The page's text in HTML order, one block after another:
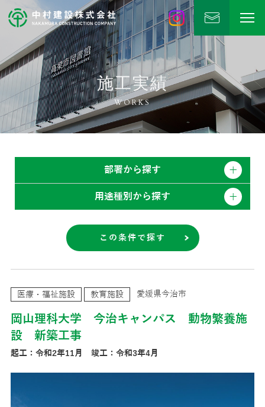
中村建設
公式Instagram
施工実績
WORKS
部署から探す
用途種別から探す
医療・福祉施設 教育施設 愛媛県今治市
岡山理科大学 今治キャンパス 動物繁養施
設 新築工事
起工：令和2年11月 竣工：令和3年4月